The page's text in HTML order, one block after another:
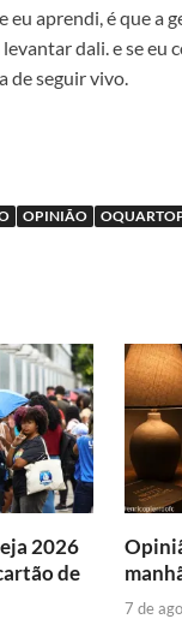
eu aprendi, é que
dali. e se eu
de seguir vivo.
OPINIÃO
2026
de
7 de